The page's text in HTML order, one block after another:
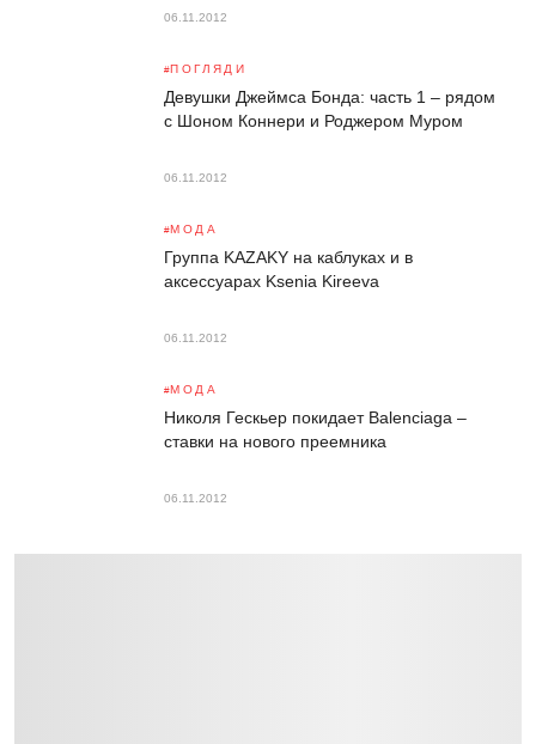
06.11.2012
ПОГЛЯДИ
Девушки Джеймса Бонда: часть 1 – рядом
с Шоном Коннери и Роджером Муром
06.11.2012
МОДА
Группа KAZAKY на каблуках и в
аксессуарах Ksenia Kireeva
06.11.2012
МОДА
Николя Гескьер покидает Balenciaga –
ставки на нового преемника
06.11.2012